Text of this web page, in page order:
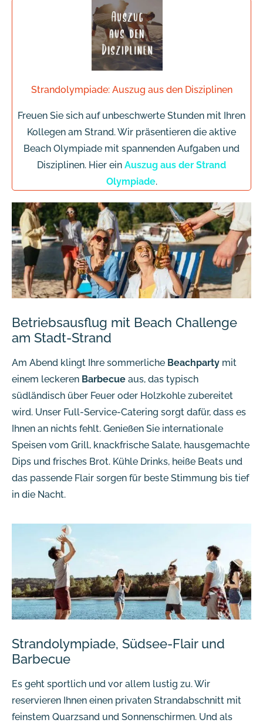
Strandolympiade: Auszug aus den Disziplinen
Freuen Sie sich auf unbeschwerte Stunden mit Ihren
Kollegen am Strand. Wir präsentieren die aktive
Beach Olympiade mit spannenden Aufgaben und
Disziplinen. Hier ein Auszug aus der Strand
Olympiade.
Betriebsausflug mit Beach Challenge
am Stadt-Strand
Am Abend klingt Ihre sommerliche Beachparty mit
einem leckeren Barbecue aus, das typisch
südländisch über Feuer oder Holzkohle zubereitet
wird. Unser Full-Service-Catering sorgt dafür, dass es
Ihnen an nichts fehlt. Genießen Sie internationale
Speisen vom Grill, knackfrische Salate, hausgemachte
Dips und frisches Brot. Kühle Drinks, heiße Beats und
das passende Flair sorgen für beste Stimmung bis tief
in die Nacht.
Strandolympiade, Südsee-Flair und
Barbecue
Es geht sportlich und vor allem lustig zu. Wir
reservieren Ihnen einen privaten Strandabschnitt mit
feinstem Quarzsand und Sonnenschirmen. Und als